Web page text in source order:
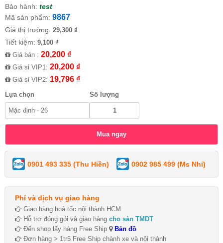
Bảo hành: test
Mã sản phẩm: 9867
Giá thị trường: 29,300 ₫
Tiết kiệm: 9,100 ₫
Giá bán : 20,200 ₫
Giá sỉ VIP1: 20,200 ₫
Giá sỉ VIP2: 19,796 ₫
Lựa chọn Số lượng
0901 493 335 (Thu Hiền) 0902 985 499 (Ms Nhi)
Phí và dịch vụ giao hàng
Giao hàng hoả tốc nội thành HCM
Hỗ trợ đóng gói và giao hàng cho sàn TMDT
Đến shop lấy hàng Free Ship
Bản đồ
Đơn hàng > 1tr5 Free Ship chành xe và nội thành